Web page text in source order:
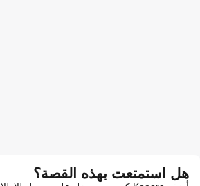
هل استمتعت بهذه القصة؟